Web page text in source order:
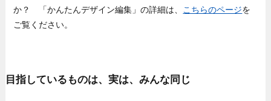
か？ 「かんたんデザイン編集」の詳細は、
こちらのページを
ご覧ください。
目指しているものは、実は、みんな同じ